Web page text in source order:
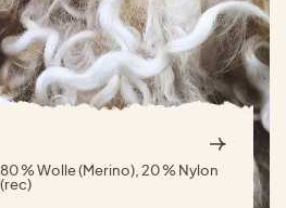
80 % Wolle (Merino), 20 % Nylon
(rec)